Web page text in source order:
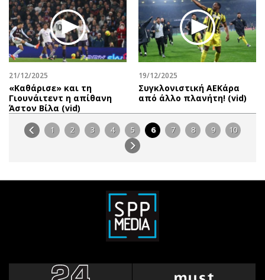
21/12/2025
«Καθάρισε» και τη
Γιουνάιτεντ η απίθανη
Άστον Βίλα (vid)
19/12/2025
Συγκλονιστική ΑΕΚάρα
από άλλο πλανήτη! (vid)
1 2 3 4 5 6 7 8 9 10